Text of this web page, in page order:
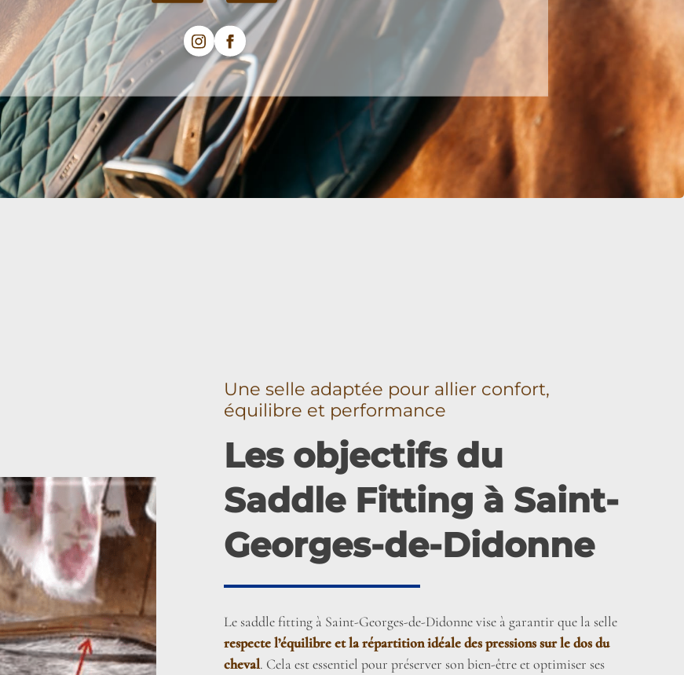
Une selle adaptée pour allier confort,
équilibre et performance
Les objectifs du
Saddle Fitting à Saint-
Georges-de-Didonne
Le saddle fitting à Saint-Georges-de-Didonne vise à garantir que la selle
respecte l’équilibre et la répartition idéale des pressions sur le dos du
cheval. Cela est essentiel pour préserver son bien-être et optimiser ses